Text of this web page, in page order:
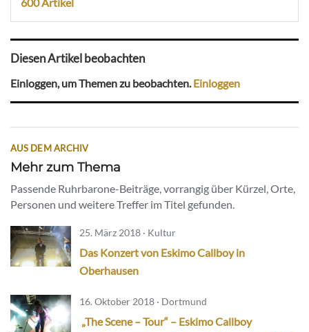
Diesen Artikel beobachten
Einloggen, um Themen zu beobachten. Einloggen
AUS DEM ARCHIV
Mehr zum Thema
Passende Ruhrbarone-Beiträge, vorrangig über Kürzel, Orte,
Personen und weitere Treffer im Titel gefunden.
25. März 2018 · Kultur
Das Konzert von Eskimo Callboy in
Oberhausen
16. Oktober 2018 · Dortmund
„The Scene – Tour“ – Eskimo Callboy